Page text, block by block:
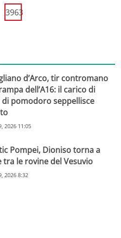
3963
d’Arco, tir contromano
dell’A16: il carico di
pomodoro seppellisce
2026 11:05
Pompei, Dioniso torna a
tra le rovine del Vesuvio
2026 8:32